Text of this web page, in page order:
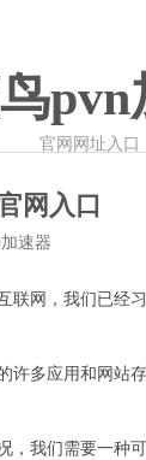
pvn
官网网址入口
网入口
速器
网，我们已经习
多应用和网站
我们需要一种